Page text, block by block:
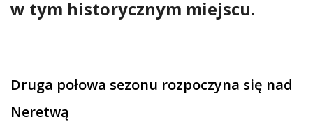
Red Bull Cliff Diving World Series
przystankiem cyklu rozgrywanym
w tym historycznym miejscu.